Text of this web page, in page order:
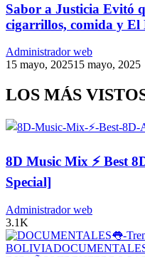
Sabor a Justicia Evitó
cigarrillos, comida y El
Administrador web
15 mayo, 202515 mayo, 2025
LOS MÁS
8D Music Mix ⚡ Best
Special]
Administrador web
3.1K